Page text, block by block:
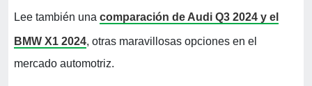
Lee también una comparación de Audi Q3 2024 y el
BMW X1 2024, otras maravillosas opciones en el
mercado automotriz.